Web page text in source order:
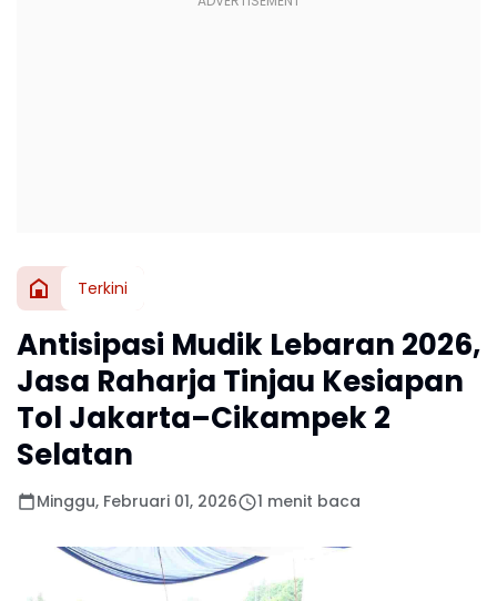
Terkini
Antisipasi Mudik Lebaran 2026,
Jasa Raharja Tinjau Kesiapan
Tol Jakarta–Cikampek 2
Selatan
Minggu, Februari 01, 2026 1 menit baca